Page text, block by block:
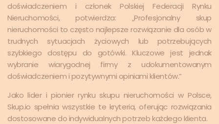
doświadczeniem i członek Polskiej Federacji Rynku
Nieruchomości, potwierdza: „Profesjonalny skup
nieruchomości to często najlepsze rozwiązanie dla osób w
trudnych sytuacjach życiowych lub potrzebujących
szybkiego dostępu do gotówki. Kluczowe jest jednak
wybranie wiarygodnej firmy z udokumentowanym
doświadczeniem i pozytywnymi opiniami klientów.”
Jako lider i pionier rynku skupu nieruchomości w Polsce,
Skup.io spełnia wszystkie te kryteria, oferując rozwiązania
dostosowane do indywidualnych potrzeb każdego klienta.